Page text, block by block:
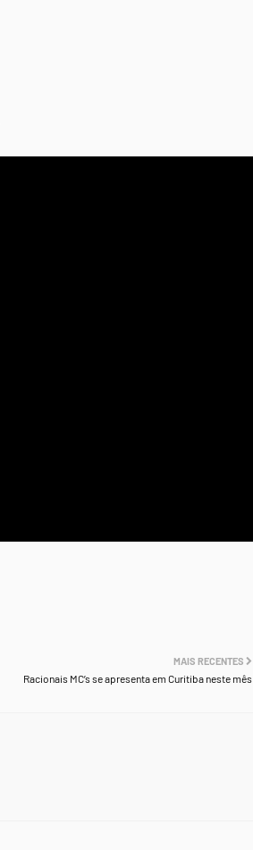
MAIS RECENTES
Racionais MC’s se apresenta em Curitiba neste mês